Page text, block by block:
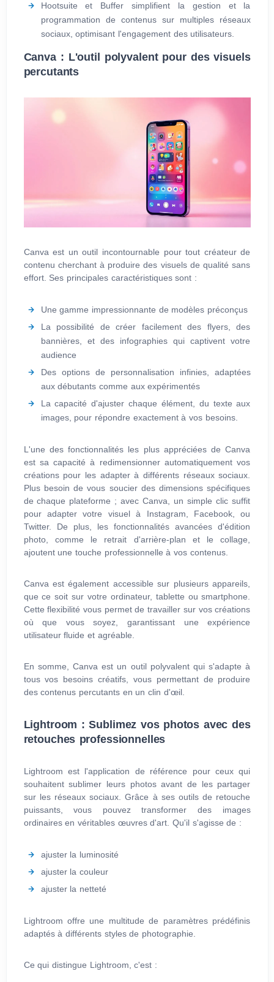
Hootsuite et Buffer simplifient la gestion et la
programmation de contenus sur multiples réseaux
sociaux, optimisant l'engagement des utilisateurs.
Canva : L'outil polyvalent pour des visuels
percutants
Canva est un outil incontournable pour tout créateur de
contenu cherchant à produire des visuels de qualité sans
effort. Ses principales caractéristiques sont :
Une gamme impressionnante de modèles préconçus
La possibilité de créer facilement des flyers, des
bannières, et des infographies qui captivent votre
audience
Des options de personnalisation infinies, adaptées
aux débutants comme aux expérimentés
La capacité d'ajuster chaque élément, du texte aux
images, pour répondre exactement à vos besoins.
L'une des fonctionnalités les plus appréciées de Canva
est sa capacité à redimensionner automatiquement vos
créations pour les adapter à différents réseaux sociaux.
Plus besoin de vous soucier des dimensions spécifiques
de chaque plateforme ; avec Canva, un simple clic suffit
pour adapter votre visuel à Instagram, Facebook, ou
Twitter. De plus, les fonctionnalités avancées d'édition
photo, comme le retrait d'arrière-plan et le collage,
ajoutent une touche professionnelle à vos contenus.
Canva est également accessible sur plusieurs appareils,
que ce soit sur votre ordinateur, tablette ou smartphone.
Cette flexibilité vous permet de travailler sur vos créations
où que vous soyez, garantissant une expérience
utilisateur fluide et agréable.
En somme, Canva est un outil polyvalent qui s'adapte à
tous vos besoins créatifs, vous permettant de produire
des contenus percutants en un clin d'œil.
Lightroom : Sublimez vos photos avec des
retouches professionnelles
Lightroom est l'application de référence pour ceux qui
souhaitent sublimer leurs photos avant de les partager
sur les réseaux sociaux. Grâce à ses outils de retouche
puissants, vous pouvez transformer des images
ordinaires en véritables œuvres d'art. Qu'il s'agisse de :
ajuster la luminosité
ajuster la couleur
ajuster la netteté
Lightroom offre une multitude de paramètres prédéfinis
adaptés à différents styles de photographie.
Ce qui distingue Lightroom, c'est :